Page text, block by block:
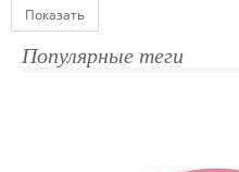
Показать
Популярные теги